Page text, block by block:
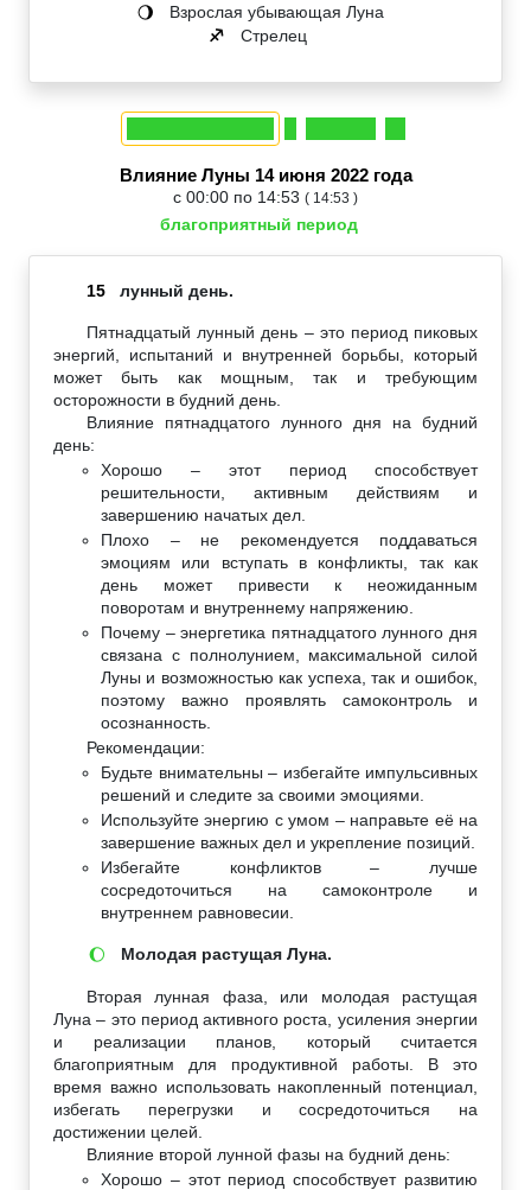
🌖 Взрослая убывающая Луна
♐ Стрелец
Влияние Луны 14 июня 2022 года
с 00:00 по 14:53 ( 14:53 )
благоприятный период
15 лунный день.
Пятнадцатый лунный день – это период пиковых
энергий, испытаний и внутренней борьбы, который
может быть как мощным, так и требующим
осторожности в будний день.
Влияние пятнадцатого лунного дня на будний
день:
Хорошо – этот период способствует
решительности, активным действиям и
завершению начатых дел.
Плохо – не рекомендуется поддаваться
эмоциям или вступать в конфликты, так как
день может привести к неожиданным
поворотам и внутреннему напряжению.
Почему – энергетика пятнадцатого лунного дня
связана с полнолунием, максимальной силой
Луны и возможностью как успеха, так и ошибок,
поэтому важно проявлять самоконтроль и
осознанность.
Рекомендации:
Будьте внимательны – избегайте импульсивных
решений и следите за своими эмоциями.
Используйте энергию с умом – направьте её на
завершение важных дел и укрепление позиций.
Избегайте конфликтов – лучше
сосредоточиться на самоконтроле и
внутреннем равновесии.
🌔 Молодая растущая Луна.
Вторая лунная фаза, или молодая растущая
Луна – это период активного роста, усиления энергии
и реализации планов, который считается
благоприятным для продуктивной работы. В это
время важно использовать накопленный потенциал,
избегать перегрузки и сосредоточиться на
достижении целей.
Влияние второй лунной фазы на будний день:
Хорошо – этот период способствует развитию